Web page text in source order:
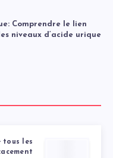
Comprendre le lien
niveaux d’acide urique
tous les